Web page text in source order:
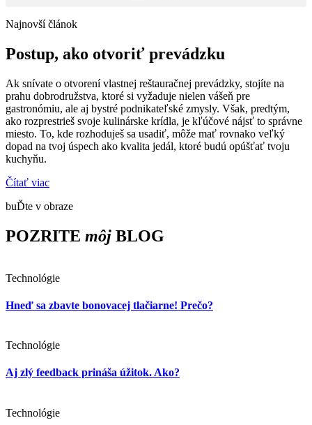
Najnovší článok
Postup, ako otvoriť prevádzku
Ak snívate o otvorení vlastnej reštauračnej prevádzky, stojíte na
prahu dobrodružstva, ktoré si vyžaduje nielen vášeň pre
gastronómiu, ale aj bystré podnikateľské zmysly. Však, predtým,
ako rozprestrieš svoje kulinárske krídla, je kľúčové nájsť to správne
miesto. To, kde rozhoduješ sa usadiť, môže mať rovnako veľký
dopad na tvoj úspech ako kvalita jedál, ktoré budú opúšťať tvoju
kuchyňu.
Čítať viac
buĎte v obraze
POZRITE môj BLOG
Technológie
Hneď sa zbavte bonovacej tlačiarne! Prečo?
Technológie
Aj zlý feedback prináša úžitok. Ako?
Technológie